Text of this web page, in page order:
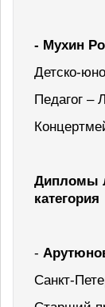
- Мухин
Детско-
Педагог –
Дипломы
категория
-
Санкт-